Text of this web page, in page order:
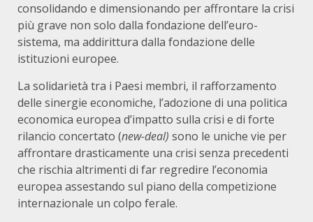
consolidando e dimensionando per affrontare la crisi
più grave non solo dalla fondazione dell’euro-
sistema, ma addirittura dalla fondazione delle
istituzioni europee.
La solidarietà tra i Paesi membri, il rafforzamento
delle sinergie economiche, l’adozione di una politica
economica europea d’impatto sulla crisi e di forte
rilancio concertato (new-deal) sono le uniche vie per
affrontare drasticamente una crisi senza precedenti
che rischia altrimenti di far regredire l’economia
europea assestando sul piano della competizione
internazionale un colpo ferale.